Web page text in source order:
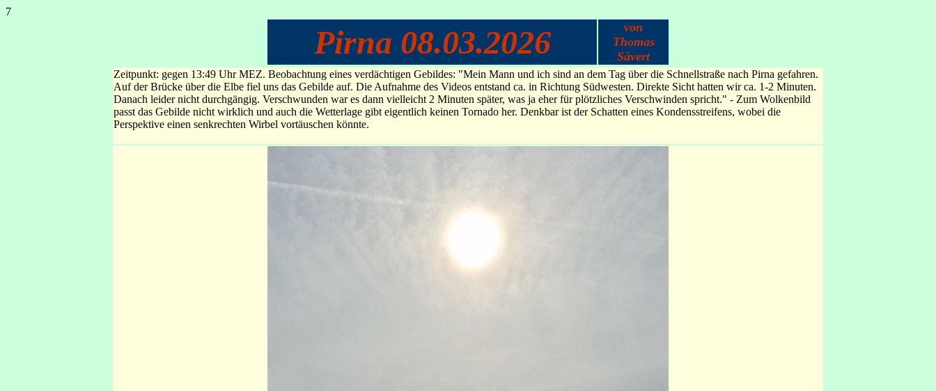
7
Pirna 08.03.2026
von
Thomas
Sävert
Zeitpunkt: gegen 13:49 Uhr MEZ. Beobachtung eines verdächtigen Gebildes: "Mein Mann und ich sind an dem Tag über die Schnellstraße nach Pirna gefahren.
Auf der Brücke über die Elbe fiel uns das Gebilde auf. Die Aufnahme des Videos entstand ca. in Richtung Südwesten. Direkte Sicht hatten wir ca. 1-2 Minuten.
Danach leider nicht durchgängig. Verschwunden war es dann vielleicht 2 Minuten später, was ja eher für plötzliches Verschwinden spricht." - Zum Wolkenbild
passt das Gebilde nicht wirklich und auch die Wetterlage gibt eigentlich keinen Tornado her. Denkbar ist der Schatten eines Kondensstreifens, wobei die
Perspektive einen senkrechten Wirbel vortäuschen könnte.